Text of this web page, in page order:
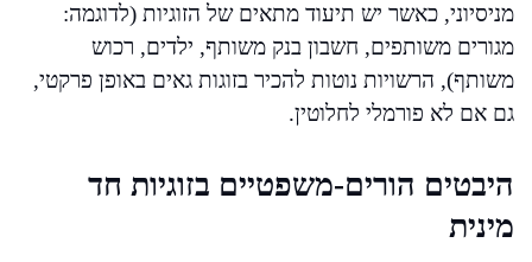
מניסיוני, כאשר יש תיעוד מתאים של הזוגיות (לדוגמה:
מגורים משותפים, חשבון בנק משותף, ילדים, רכוש
משותף), הרשויות נוטות להכיר בזוגות גאים באופן פרקטי,
גם אם לא פורמלי לחלוטין.
היבטים הורים-משפטיים בזוגיות חד
מינית